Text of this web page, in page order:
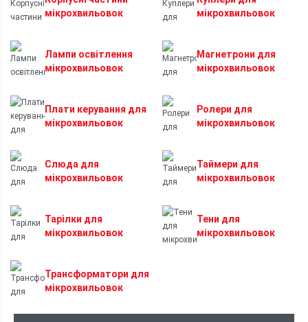
мікрохвильовок
мікрохвильовок
Лампи освітлення
мікрохвильовок
Магнетрони для
мікрохвильовок
Плати керування для
мікрохвильовок
Ролери для
мікрохвильовок
Слюда для
мікрохвильовок
Таймери для
мікрохвильовок
Тарілки для
мікрохвильовок
Тени для
мікрохвильовок
Трансформатори для
мікрохвильовок